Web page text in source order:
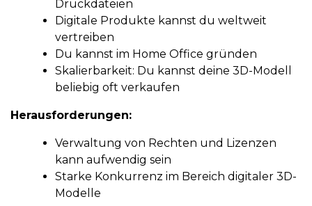
Druckdateien
Digitale Produkte kannst du weltweit
vertreiben
Du kannst im Home Office gründen
Skalierbarkeit: Du kannst deine 3D-Modell
beliebig oft verkaufen
Herausforderungen:
Verwaltung von Rechten und Lizenzen
kann aufwendig sein
Starke Konkurrenz im Bereich digitaler 3D-
Modelle